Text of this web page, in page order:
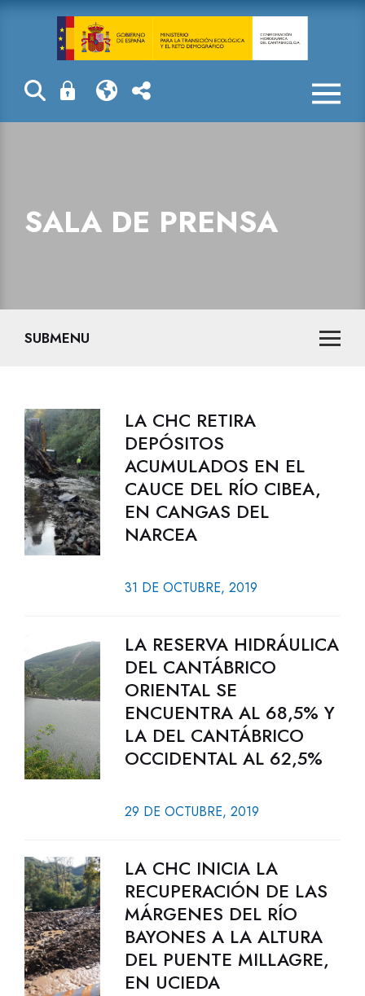
Sala de prensa
SALA DE PRENSA
SUBMENU
LA CHC RETIRA
DEPÓSITOS
ACUMULADOS EN EL
CAUCE DEL RÍO CIBEA,
EN CANGAS DEL
NARCEA
31 DE OCTUBRE, 2019
LA RESERVA HIDRÁULICA
DEL CANTÁBRICO
ORIENTAL SE
ENCUENTRA AL 68,5% Y
LA DEL CANTÁBRICO
OCCIDENTAL AL 62,5%
29 DE OCTUBRE, 2019
LA CHC INICIA LA
RECUPERACIÓN DE LAS
MÁRGENES DEL RÍO
BAYONES A LA ALTURA
DEL PUENTE MILLAGRE,
EN UCIEDA